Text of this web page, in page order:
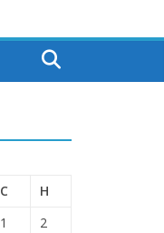
С
Н
1
2